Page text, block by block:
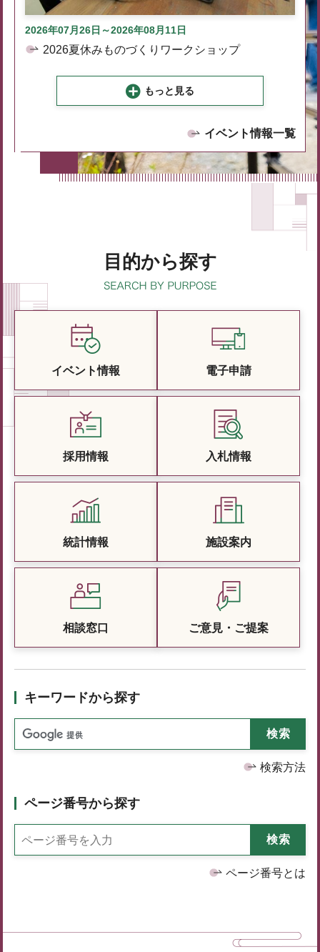
2026年07月26日～2026年08月11日
2026夏休みものづくりワークショップ
もっと見る
イベント情報一覧
目的から探す
イベント情報 電子申請
採用情報 入札情報
統計情報 施設案内
相談窓口 ご意見・ご提案
キーワードから探す
検索方法
ページ番号から探す
ページ番号とは